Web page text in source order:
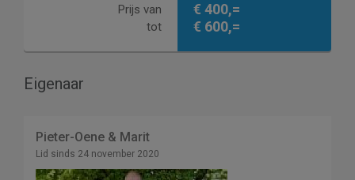
Prijs van
tot
€ 400,=
€ 600,=
Eigenaar
Pieter-Oene & Marit
Lid sinds 24 november 2020